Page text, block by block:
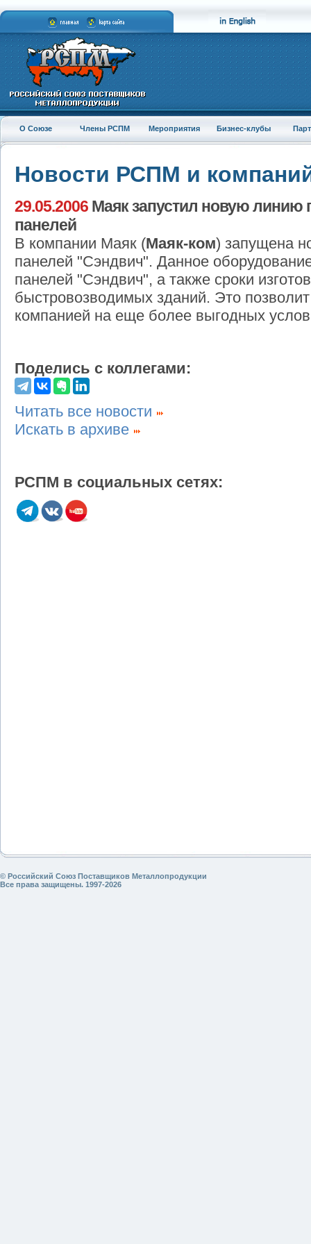
О Союзе Члены РСПМ Мероприятия Бизнес-клубы
Новости РСПМ и
29.05.2006 Маяк запустил новую линию
панелей
В компании Маяк (Маяк-ком) запущена
панелей "Сэндвич". Данное
панелей "Сэндвич", а также сроки
быстровозводимых зданий. Это
компанией на еще более выгодных
Поделись с коллегами:
Читать все новости
Искать в архиве
РСПМ в социальных сетях:
© Российский Союз Поставщиков Металлопродукции
Все права защищены. 1997-2026